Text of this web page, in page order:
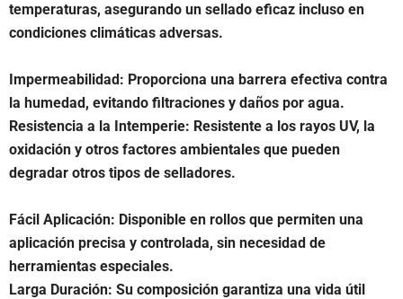
temperaturas, asegurando un sellado eficaz incluso en
condiciones climáticas adversas.
Impermeabilidad: Proporciona una barrera efectiva contra
la humedad, evitando filtraciones y daños por agua.
Resistencia a la Intemperie: Resistente a los rayos UV, la
oxidación y otros factores ambientales que pueden
degradar otros tipos de selladores.
Fácil Aplicación: Disponible en rollos que permiten una
aplicación precisa y controlada, sin necesidad de
herramientas especiales.
Larga Duración: Su composición garantiza una vida útil